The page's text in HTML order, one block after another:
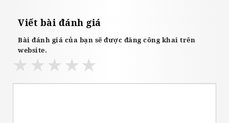
Viết bài đánh giá
Bài đánh giá của bạn sẽ được đăng công khai trên
website.